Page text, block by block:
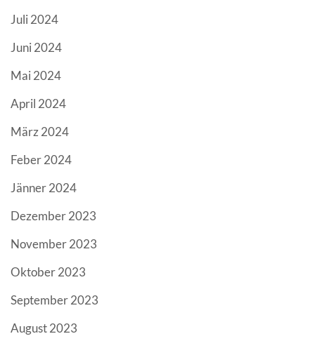
Juli 2024
Juni 2024
Mai 2024
April 2024
März 2024
Feber 2024
Jänner 2024
Dezember 2023
November 2023
Oktober 2023
September 2023
August 2023